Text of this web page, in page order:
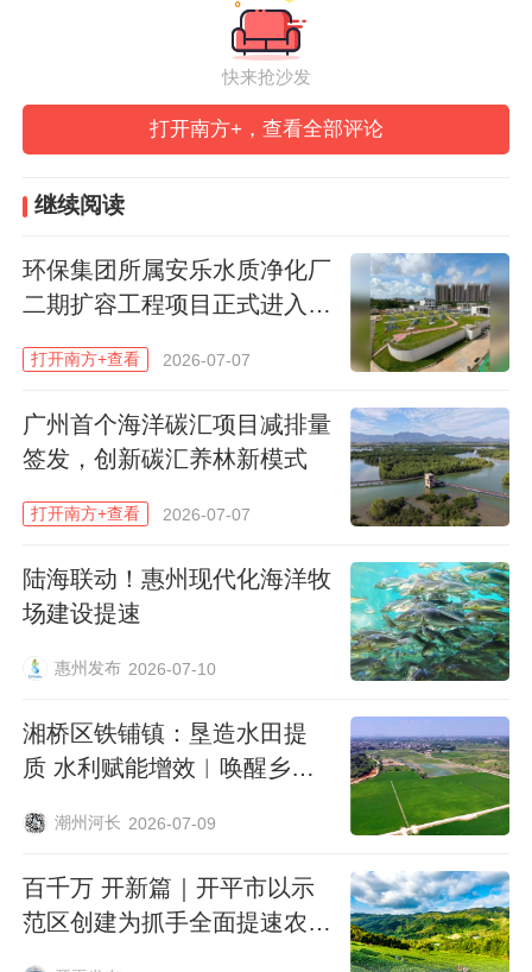
旺隆电厂燃气计量撬升压检查，图源：广州国资
清洁电量要发得出、储得住、用得好。
体系，积极打造多元能源综合示范项目。荔
兴路多元能源互动综合示范站、派潭光储充
一体化智能超充站等相继投产；自主完成23
电窑炉、电磁厨房、热泵等清洁用能设备，
近三年完成电能替代超20亿千瓦时，可量化
电能替代1.8亿千瓦时，推动全社会节约电量
另一方面，“光伏+”模式正在增城遍地开
快来抢沙发
打开南方+，查看全部评论
继续阅读
环保集团所属安乐水质净化厂
二期扩容工程项目正式进入商
打开南方+查看 2026-07-07
广州首个海洋碳汇项目减排量
签发，创新碳汇养林新模式
打开南方+查看 2026-07-07
陆海联动！惠州现代化海洋牧
场建设提速
惠州发布 2026-07-10
湘桥区铁铺镇：垦造水田提
质 水利赋能增效︱唤醒乡村·
潮州河长 2026-07-09
百千万 开新篇｜开平市以示
范区创建为抓手全面提速农业